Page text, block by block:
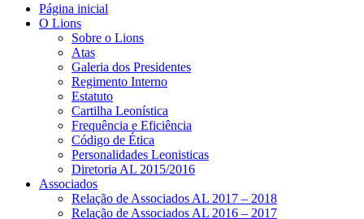
Página inicial
O Lions
Sobre o Lions
Atas
Galeria dos Presidentes
Regimento Interno
Estatuto
Cartilha Leonística
Frequência e Eficiência
Código de Ética
Personalidades Leonisticas
Diretoria AL 2015/2016
Associados
Relação de Associados AL 2017 – 2018
Relação de Associados AL 2016 – 2017